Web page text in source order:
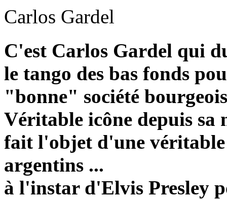
Carlos Gardel
C'est Carlos Gardel qui
le tango des bas fonds
"bonne" société
Véritable icône depuis
fait l'objet d'une
argentins ...
à l'instar d'Elvis Presley